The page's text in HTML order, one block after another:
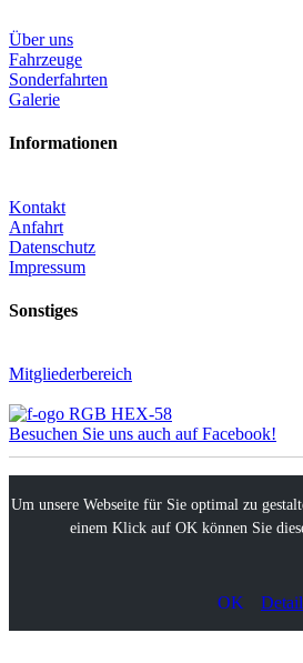
Über uns
Fahrzeuge
Sonderfahrten
Galerie
Informationen
Kontakt
Anfahrt
Datenschutz
Impressum
Sonstiges
Mitgliederbereich
Besuchen Sie uns auch auf Facebook!
Um unsere Webseite für Sie optimal zu
einem Klick auf OK können Sie
OK